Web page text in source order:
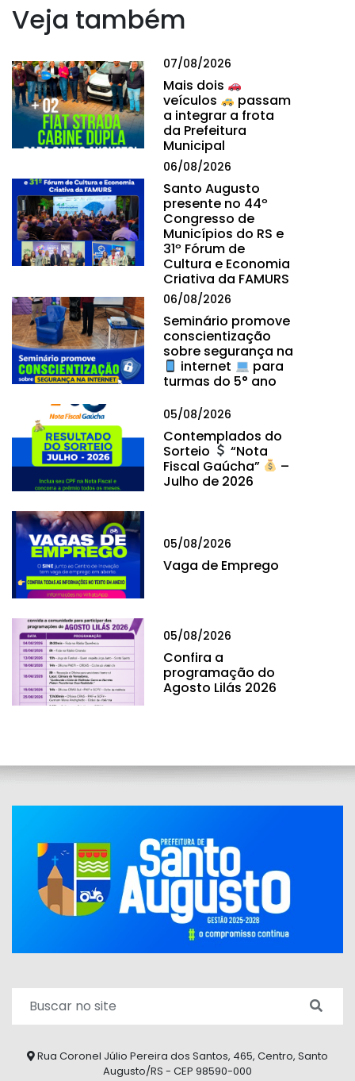
Veja também
07/08/2026
Mais dois
veículos
passam
a integrar a frota
da Prefeitura
Municipal
06/08/2026
Santo Augusto
presente no 44º
Congresso de
Municípios do RS e
31º Fórum de
Cultura e Economia
Criativa da FAMURS
06/08/2026
Seminário promove
conscientização
sobre segurança na
internet
para
turmas do 5° ano
05/08/2026
Contemplados do
Sorteio
“Nota
Fiscal Gaúcha”
–
Julho de 2026
05/08/2026
Vaga de Emprego
05/08/2026
Confira a
programação do
Agosto Lilás 2026
Rua Coronel Júlio Pereira dos Santos, 465, Centro, Santo
Augusto/RS - CEP 98590-000